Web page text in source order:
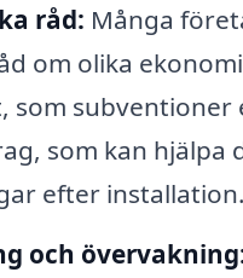
råd: Många
om olika
som subventioner
som kan hjälpa
efter installation.
och